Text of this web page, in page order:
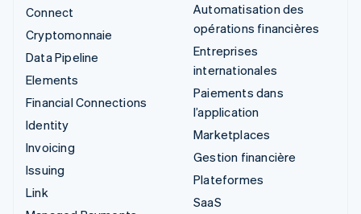
Connect
Cryptomonnaie
Data Pipeline
Elements
Financial Connections
Identity
Invoicing
Issuing
Link
Automatisation des
opérations financières
Entreprises
internationales
Paiements dans
l’application
Marketplaces
Gestion financière
Plateformes
SaaS